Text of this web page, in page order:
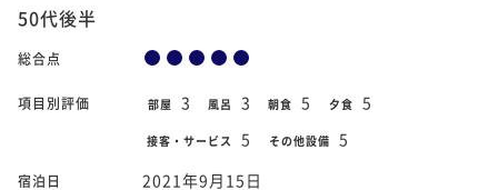
50代後半
総合点
項目別評価 部屋 3 風呂 3 朝食 5 夕食 5
接客・サービス 5 その他設備 5
宿泊日 2021年9月15日